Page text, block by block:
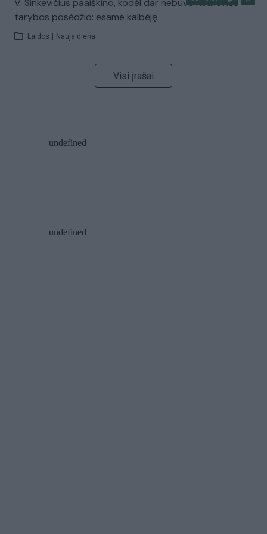
V. Sinkevičius paaiškino, kodėl dar nebuvo Koalicinės
tarybos posėdžio: esame kalbėję
Laidos Nauja diena
Visi įrašai